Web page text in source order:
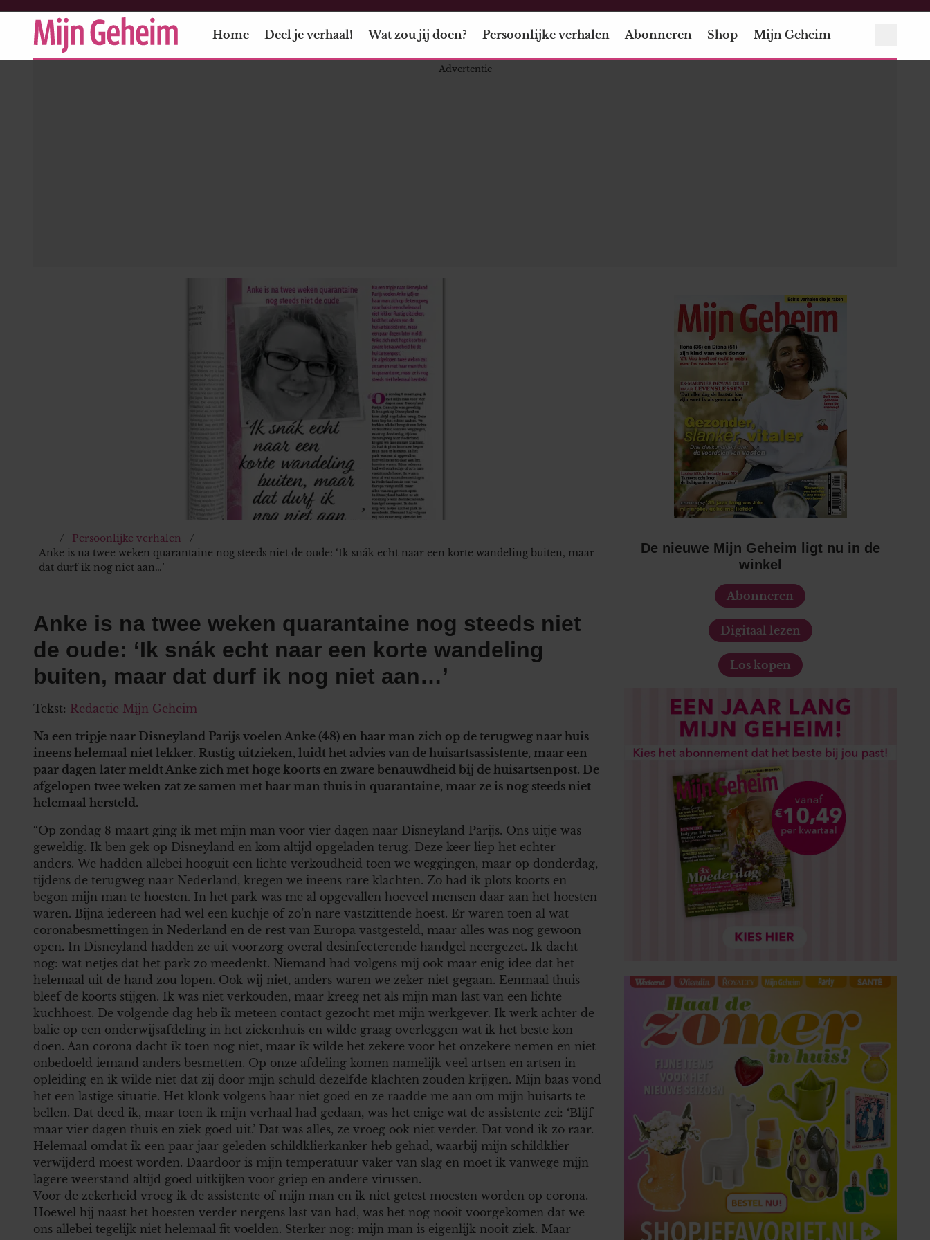
Home Deel je verhaal! Wat zou jij doen? Persoonlijke verhalen Abonneren Shop Mijn Geheim
Persoonlijke verhalen
Anke is na twee weken quarantaine nog steeds niet de oude: ‘Ik snák echt naar een korte wandeling buiten, maar
dat durf ik nog niet aan…’
Anke is na twee weken quarantaine nog steeds niet
de oude: ‘Ik snák echt naar een korte wandeling
buiten, maar dat durf ik nog niet aan…’
Tekst: Redactie Mijn Geheim
Na een tripje naar Disneyland Parijs voelen Anke (48) en haar man zich op de terugweg naar huis
ineens helemaal niet lekker. Rustig uitzieken, luidt het advies van de huisartsassistente, maar een
paar dagen later meldt Anke zich met hoge koorts en zware benauwdheid bij de huisartsenpost. De
afgelopen twee weken zat ze samen met haar man thuis in quarantaine, maar ze is nog steeds niet
helemaal hersteld.
“Op zondag 8 maart ging ik met mijn man voor vier dagen naar Disneyland Parijs. Ons uitje was
geweldig. Ik ben gek op Disneyland en kom altijd opgeladen terug. Deze keer liep het echter
anders. We hadden allebei hooguit een lichte verkoudheid toen we weggingen, maar op donderdag,
tijdens de terugweg naar Nederland, kregen we ineens rare klachten. Zo had ik plots koorts en
begon mijn man te hoesten. In het park was me al opgevallen hoeveel mensen daar aan het hoesten
waren. Bijna iedereen had wel een kuchje of zo’n nare vastzittende hoest. Er waren toen al wat
coronabesmettingen in Nederland en de rest van Europa vastgesteld, maar alles was nog gewoon
open. In Disneyland hadden ze uit voorzorg overal desinfecterende handgel neergezet. Ik dacht
nog: wat netjes dat het park zo meedenkt. Niemand had volgens mij ook maar enig idee dat het
helemaal uit de hand zou lopen. Ook wij niet, anders waren we zeker niet gegaan. Eenmaal thuis
bleef de koorts stijgen. Ik was niet verkouden, maar kreeg net als mijn man last van een lichte
kuchhoest. De volgende dag heb ik meteen contact gezocht met mijn werkgever. Ik werk achter de
balie op een onderwijsafdeling in het ziekenhuis en wilde graag overleggen wat ik het beste kon
doen. Aan corona dacht ik toen nog niet, maar ik wilde het zekere voor het onzekere nemen en niet
onbedoeld iemand anders besmetten. Op onze afdeling komen namelijk veel artsen en artsen in
opleiding en ik wilde niet dat zij door mijn schuld dezelfde klachten zouden krijgen. Mijn baas vond
het een lastige situatie. Het klonk volgens haar niet goed en ze raadde me aan om mijn huisarts te
bellen. Dat deed ik, maar toen ik mijn verhaal had gedaan, was het enige wat de assistente zei: ‘Blijf
maar vier dagen thuis en ziek goed uit.’ Dat was alles, ze vroeg ook niet verder. Dat vond ik zo raar.
Helemaal omdat ik een paar jaar geleden schildklierkanker heb gehad, waarbij mijn schildklier
verwijderd moest worden. Daardoor is mijn temperatuur vaker van slag en moet ik vanwege mijn
lagere weerstand altijd goed uitkijken voor griep en andere virussen.
Voor de zekerheid vroeg ik de assistente of mijn man en ik niet getest moesten worden op corona.
Hoewel hij naast het hoesten verder nergens last van had, was het nog nooit voorgekomen dat we
ons allebei tegelijk niet helemaal fit voelden. Sterker nog: mijn man is eigenlijk nooit ziek. Maar
De nieuwe Mijn Geheim ligt nu in de
winkel
Abonneren
Digitaal lezen
Los kopen